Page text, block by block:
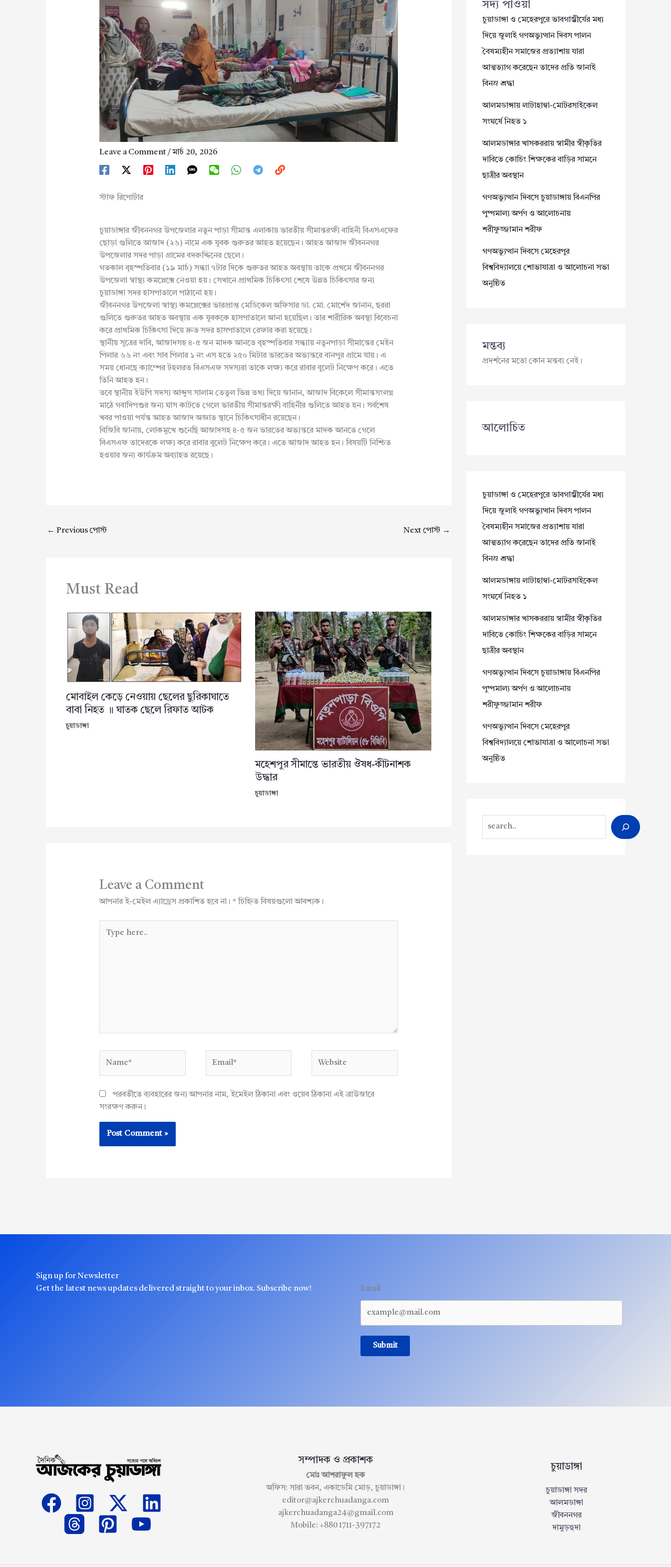
Leave a Comment / মার্চ 20, 2026
স্টাফ রিপোর্টার
চুয়াডাঙ্গার জীবননগর উপজেলার নতুন পাড়া সীমান্ত এলাকায় ভারতীয় সীমান্তরক্ষী বাহিনী বিএসএফের
ছোড়া গুলিতে আজাদ (২৬) নামে এক যুবক গুরুতর আহত হয়েছেন। আহত আজাদ জীবননগর
উপজেলার সদর পাড়া গ্রামের বদরুদ্দিনের ছেলে।
গতকাল বৃহস্পতিবার (১৯ মার্চ) সন্ধ্যা ৭টার দিকে গুরুতর আহত অবস্থায় তাকে প্রথমে জীবননগর
উপজেলা স্বাস্থ্য কমপ্লেক্সে নেওয়া হয়। সেখানে প্রাথমিক চিকিৎসা শেষে উন্নত চিকিৎসার জন্য
চুয়াডাঙ্গা সদর হাসপাতালে পাঠানো হয়।
জীবননগর উপজেলা স্বাস্থ্য কমপ্লেক্সের ভারপ্রাপ্ত মেডিকেল অফিসার ডা. মো‌. মোর্শেদ জানান, ছররা
গুলিতে গুরুতর আহত অবস্থায় এক যুবককে হাসপাতালে আনা হয়েছিল। তার শারীরিক অবস্থা বিবেচনা
করে প্রাথমিক চিকিৎসা দিয়ে দ্রুত সদর হাসপাতালে রেফার করা হয়েছে।
স্থানীয় সূত্রের দাবি, আজাদসহ ৪-৫ জন মাদক আনতে বৃহস্পতিবার সন্ধ্যায় নতুনপাড়া সীমান্তের মেইন
পিলার ৬৬ নং এবং সাব পিলার ১ নং এস হতে ২৫০ মিটার ভারতের অভ্যন্তরে বানপুর গ্রামে যায়। এ
সময় ধোনছে ক্যাম্পের টহলরত বিএসএফ সদস্যরা তাকে লক্ষ্য করে রাবার বুলেট নিক্ষেপ করে। এতে
তিনি আহত হন।
তবে স্থানীয় ইউপি সদস্য আব্দুস সালাম তেতুল ভিন্ন তথ্য দিয়ে জানান, আজাদ বিকেলে সীমান্তসংলগ্ন
মাঠে গবাদিপশুর জন্য ঘাস কাটতে গেলে ভারতীয় সীমান্তরক্ষী বাহিনীর গুলিতে আহত হন। সর্বশেষ
খবর পাওয়া পর্যন্ত আহত আজাদ অজ্ঞাত স্থানে চিকিৎসাধীন রয়েছেন।
বিজিবি জানায়, লোকমুখে শুনেছি আজাদসহ ৪-৫ জন ভারতের অভ্যন্তরে মাদক আনতে গেলে
বিএসএফ তাদেরকে লক্ষ্য করে রাবার বুলেট নিক্ষেপ করে। এতে আজাদ আহত হন। বিষয়টি নিশ্চিত
হওয়ার জন্য কার্যক্রম অব্যাহত রয়েছে।
← Previous পোস্ট Next পোস্ট →
Must Read
মোবাইল কেড়ে নেওয়ায় ছেলের ছুরিকাঘাতে
বাবা নিহত ॥ ঘাতক ছেলে রিফাত আটক
চুয়াডাঙ্গা
মহেশপুর সীমান্তে ভারতীয় ঔষধ-কীটনাশক
উদ্ধার
চুয়াডাঙ্গা
Leave a Comment
আপনার ই-মেইল এ্যাড্রেস প্রকাশিত হবে না। *চিহ্নিত বিষয়গুলো আবশ্যক।
here..
পরবর্তীতে ব্যবহারের জন্য আপনার নাম, ইমেইল ঠিকানা এবং ওয়েব ঠিকানা এই ব্রাউজারে
সংরক্ষণ করুন।
সদ্য পাওয়া
চুয়াডাঙ্গা ও মেহেরপুরে ভাবগাম্ভীর্যের মধ্য
দিয়ে জুলাই গণঅভ্যুত্থান দিবস পালন
বৈষম্যহীন সমাজের প্রত্যাশায় যারা
আত্মত্যাগ করেছেন তাদের প্রতি জানাই
বিনম্র শ্রদ্ধা
আলমডাঙ্গায় লাটাহাম্বা-মোটরসাইকেল
সংঘর্ষে নিহত ১
আলমডাঙ্গার খাসকররায় স্বামীর স্বীকৃতির
দাবিতে কোচিং শিক্ষকের বাড়ির সামনে
ছাত্রীর অবস্থান
গণঅভ্যুত্থান দিবসে চুয়াডাঙ্গায় বিএনপির
পুষ্পমাল্য অর্পণ ও আলোচনায়
শরীফুজ্জামান শরীফ
গণঅভ্যুত্থান দিবসে মেহেরপুর
বিশ্ববিদ্যালয়ে শোভাযাত্রা ও আলোচনা সভা
অনুষ্ঠিত
মন্তব্য
প্রদর্শনের মতো কোন মন্তব্য নেই।
আলোচিত
চুয়াডাঙ্গা ও মেহেরপুরে ভাবগাম্ভীর্যের মধ্য
দিয়ে জুলাই গণঅভ্যুত্থান দিবস পালন
বৈষম্যহীন সমাজের প্রত্যাশায় যারা
আত্মত্যাগ করেছেন তাদের প্রতি জানাই
বিনম্র শ্রদ্ধা
আলমডাঙ্গায় লাটাহাম্বা-মোটরসাইকেল
সংঘর্ষে নিহত ১
আলমডাঙ্গার খাসকররায় স্বামীর স্বীকৃতির
দাবিতে কোচিং শিক্ষকের বাড়ির সামনে
ছাত্রীর অবস্থান
গণঅভ্যুত্থান দিবসে চুয়াডাঙ্গায় বিএনপির
পুষ্পমাল্য অর্পণ ও আলোচনায়
শরীফুজ্জামান শরীফ
গণঅভ্যুত্থান দিবসে মেহেরপুর
বিশ্ববিদ্যালয়ে শোভাযাত্রা ও আলোচনা সভা
অনুষ্ঠিত
Sign up for Newsletter
Get the latest news updates delivered straight to your inbox. Subscribe now!
Email
Submit
সম্পাদক ও প্রকাশক
মোঃ আশরাফুল হক
অফিস: সারা ভবন, একাডেমি মোড়, চুয়াডাঙ্গা।
editor@ajkerchuadanga.com
ajkerchuadanga24@gmail.com
Mobile: +880 1711-397172
চুয়াডাঙ্গা
চুয়াডাঙ্গা সদর
আলমডাঙ্গা
জীবননগর
দামুড়হুদা